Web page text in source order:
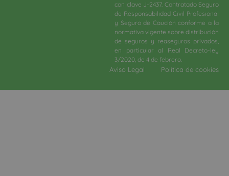
con clave J-2437. Contratado Seguro
de Responsabilidad Civil Profesional
y Seguro de Caución conforme a la
normativa vigente sobre distribución
de seguros y reaseguros privados,
en particular al Real Decreto-ley
3/2020, de 4 de febrero.​
Aviso Legal Política de cookies